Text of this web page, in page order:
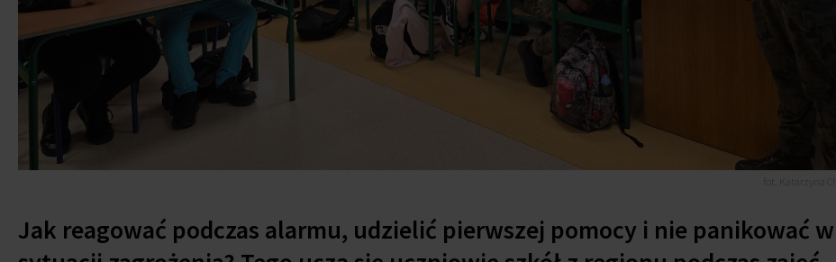
Jak reagować podczas alarmu, udzielić pierwszej pomocy i nie panikować w